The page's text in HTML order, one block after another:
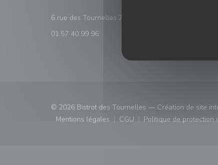
6 rue des Tournelles 75004 Paris
01 57 40 99 96
© 2026 Bistrot des Tournelles — Création de site
Mentions légales
((ouvre une nouvelle fenêtre))
CGU
((ouvre une nouvelle
Politique de protection